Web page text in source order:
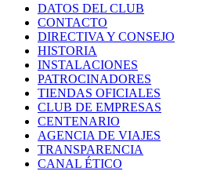
DATOS DEL CLUB
CONTACTO
DIRECTIVA Y CONSEJO
HISTORIA
INSTALACIONES
PATROCINADORES
TIENDAS OFICIALES
CLUB DE EMPRESAS
CENTENARIO
AGENCIA DE VIAJES
TRANSPARENCIA
CANAL ÉTICO